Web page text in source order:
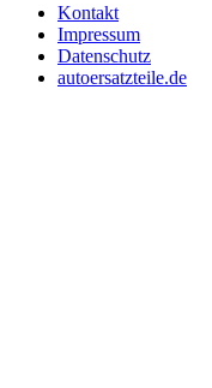
Kontakt
Impressum
Datenschutz
autoersatzteile.de